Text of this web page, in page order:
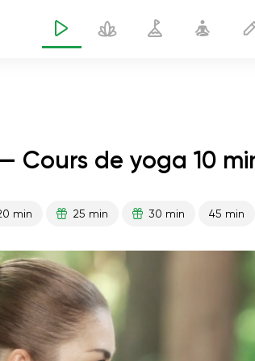
Cours de yoga 10
min 25 min 30 min 45 min